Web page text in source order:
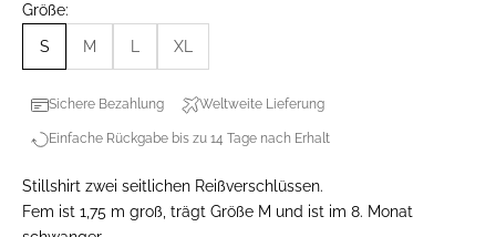
Größe:
S M XL
Sichere Bezahlung Weltweite Lieferung
Einfache Rückgabe bis zu 14 Tage nach Erhalt
Stillshirt zwei seitlichen Reißverschlüssen.
Fem ist 1,75 m groß, trägt Größe M und ist im 8. Monat